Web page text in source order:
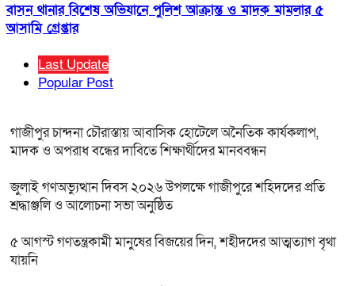
বাসন থানার বিশেষ অভিযানে পুলিশ আক্রান্ত ও মাদক মামলার ৫
আসামি গ্রেপ্তার
Last Update
Popular Post
গাজীপুর চান্দনা চৌরাস্তায় আবাসিক হোটেলে অনৈতিক কার্যকলাপ,
মাদক ও অপরাধ বন্ধের দাবিতে শিক্ষার্থীদের মানববন্ধন
জুলাই গণঅভ্যুত্থান দিবস ২০২৬ উপলক্ষে গাজীপুরে শহিদদের প্রতি
শ্রদ্ধাঞ্জলি ও আলোচনা সভা অনুষ্ঠিত
৫ আগস্ট গণতন্ত্রকামী মানুষের বিজয়ের দিন, শহীদদের আত্মত্যাগ বৃথা
যায়নি